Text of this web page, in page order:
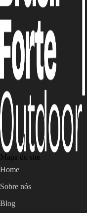
Mapa do site
Home
Sobre nós
Blog